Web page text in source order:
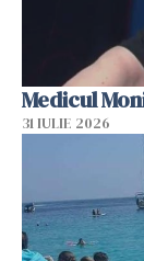
Medicul
31 IULIE 2026